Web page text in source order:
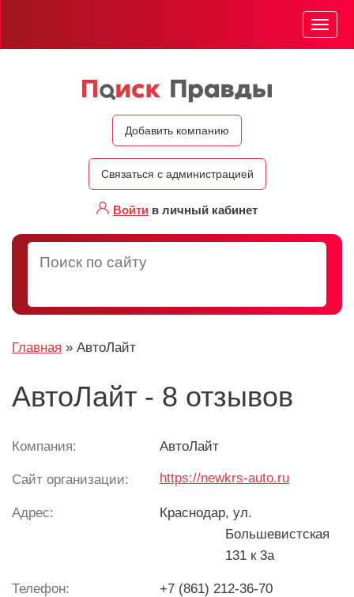
Добавить компанию
Связаться с администрацией
Войти в личный кабинет
Меню
Главная » АвтоЛайт
АвтоЛайт - 8 отзывов
Компания: АвтоЛайт
Сайт организации: https://newkrs-auto.ru
Адрес: Краснодар, ул.
Большевистская
131 к 3а
Телефон: +7 (861) 212-36-70